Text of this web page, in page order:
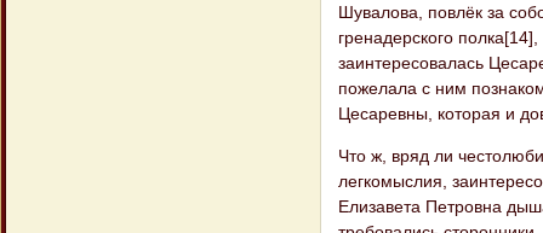
Шувалова, повлёк за
гренадерского
заинтересовалась
пожелала с ним
Цесаревны, которая и
Что ж, вряд ли
легкомыслия,
Елизавета Петровна